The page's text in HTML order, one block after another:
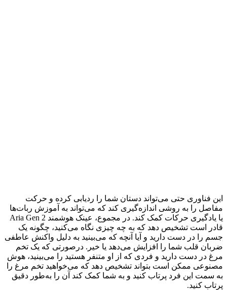
این فناوری حتی می‌تواند دستان شما را ردیابی کرده و حرکت
مفاصل را به روشی اندازه‌گیری کند که می‌تواند به آموزش ربات‌ها
یا یادگیری حرکات کمک کند. در مجموع، عینک هوشمند Aria Gen 2
قادر است تشخیص دهد که به چه چیزی نگاه می‌کنید، چگونه یک
جسم را در دست دارید و آیا آنچه که می‌بینید به دلیل واکنش عاطفی
ضربان قلب شما را افزایش می‌دهد یا خیر. درصورتی که یک تخم
مرغ در دست دارید و فردی که از او متنفر هستید را می‌بینید، هوش
مصنوعی ممکن است بتواند تشخیص دهد که می‌خواهید تخم مرغ را
به سمت این فرد پرتاب کنید و به شما کمک کند آن را به‌طور دقیق
پرتاب کنید.